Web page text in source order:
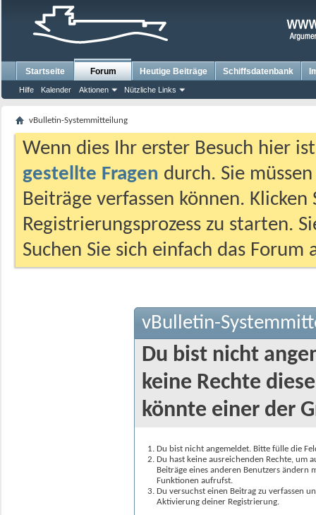
Startseite Forum
Hilfe Kalender Aktionen Nützliche Links
Heutige Beiträge Schiffsdatenbank
vBulletin-Systemmitteilung
Wenn dies Ihr erster Besuch hier
gestellte Fragen durch. Sie
Beiträge verfassen können.
Registrierungsprozess zu starten.
Suchen Sie sich einfach das
vBulletin-
Du bist nicht
keine Rechte
könnte einer der
Du bist nicht angemeldet. Bitte fülle die
Du hast keine ausreichenden Rechte, um
Beiträge eines anderen Benutzers
Funktionen aufrufst.
Du versuchst einen Beitrag zu verfassen
Aktivierung deiner Registrierung.